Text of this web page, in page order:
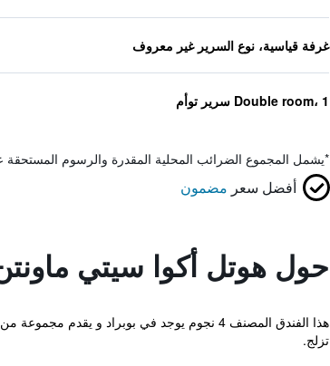
غرفة قياسية، نوع السرير غير معروف
Double room، 1 سرير توأم
*يشمل المجموع الضرائب المحلية المقدرة والرسوم المستحقة
أفضل سعر مضمون
حول هوتل أكوا سيتي
هذا الفندق المصنف 4 نجوم يوجد في بوبراد
تزلج.